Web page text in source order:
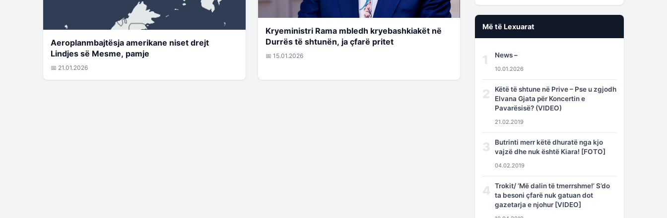
Aeroplanmbajtësja amerikane niset drejt
Lindjes së Mesme, pamje
📅 21.01.2026
Kryeministri Rama mbledh kryebashkiakët në
Durrës të shtunën, ja çfarë pritet
📅 15.01.2026
Më të Lexuarat
1 News –
10.01.2026
2
Këtë të shtune në Prive – Pse u zgjodh
Elvana Gjata për Koncertin e
Pavarësisë? (VIDEO)
21.02.2019
3
Butrinti merr këtë dhuratë nga kjo
vajzë dhe nuk është Kiara! [FOTO]
04.02.2019
4
Trokit/ ‘Më dalin të tmerrshme!’ S’do
ta besoni çfarë nuk gatuan dot
gazetarja e njohur [VIDEO]